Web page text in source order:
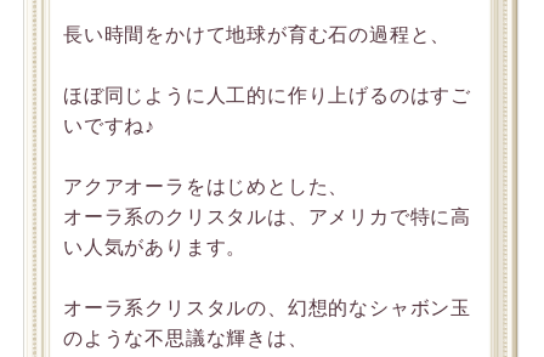
長い時間をかけて地球が育む石の過程と、
ほぼ同じように人工的に作り上げるのはすご
いですね♪
アクアオーラをはじめとした、
オーラ系のクリスタルは、アメリカで特に高
い人気があります。
オーラ系クリスタルの、幻想的なシャボン玉
のような不思議な輝きは、